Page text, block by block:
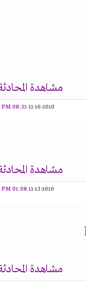
مشاهدة المحادثة
11-16-2010
08:35 PM
مشاهدة المحادثة
11-13-2010
01:08 PM
مشاهدة المحادثة